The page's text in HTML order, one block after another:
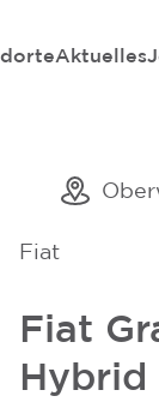
Aktuelles
Fiat
Fiat
Hybrid